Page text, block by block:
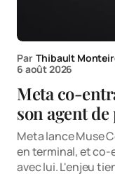
Par Thibault
6 août 2026
Meta co-
son agent
Meta lance Muse
en terminal, et co-
avec lui. L'enjeu